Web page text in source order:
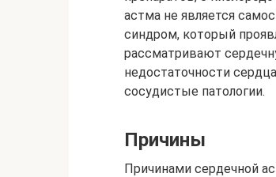
астма не является
синдром, который
рассматривают
недостаточности
сосудистые патологии.
Причины
Причинами сердечной